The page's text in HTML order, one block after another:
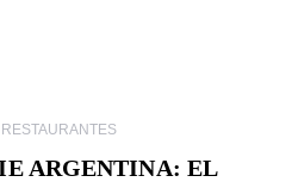
RESTAURANTES
ARGENTINA: EL